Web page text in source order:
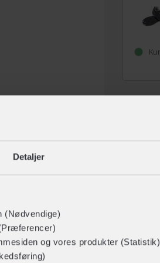
Detaljer
(Nødvendige)
og vores produkter (Statistik)
Tilbehør
Sikkerheden er naturligvis
sammen med det